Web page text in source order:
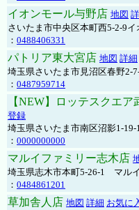
イオンモール与野店 地図
さいたま市中央区本町西5-2-9
： 0488406331
パトリア東大宮店 地図 詳細
埼玉県さいたま市見沼区春野2-
： 0487959714
【NEW】ロッテスクエア
登録
埼玉県さいたま市南区沼影1-
： 0000000000
マルイファミリー志木店
埼玉県志木市本町5-26-1 マル
： 0484861201
草加舎人店 地図 詳細 お気に